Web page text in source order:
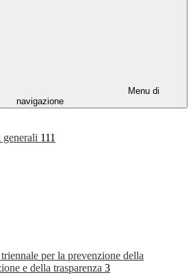
Menu di
navigazione
111
per la prevenzione della
e della trasparenza 3